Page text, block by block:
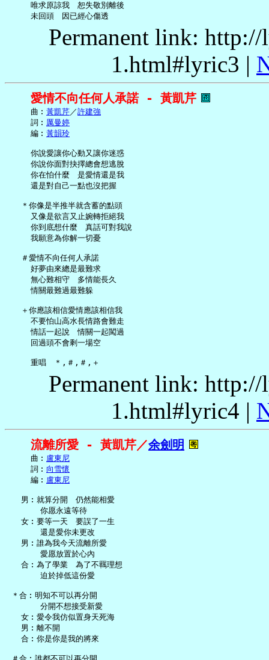
     唯求原諒我　恕失敬別離後
Permanent link:
1.html#lyric3 |
愛情不向任何人承諾 - 黃凱芹
     曲︰
黃凱芹／許建強
     詞︰
厲曼婷
     編︰
黃韻玲
     你說愛讓你心動又讓你迷惑
     你說你面對抉擇總會想逃脫
     你在怕什麼　是愛情還是我
     還是對自己一點也沒把握
   ＊你像是半推半就含蓄的點頭
     又像是欲言又止婉轉拒絕我
     你到底想什麼　真話可對我說
     我願意為你解一切憂
   ＃愛情不向任何人承諾
     好夢由來總是最難求
     無心難相守　多情能長久
     情關最難過最難躲
   ＋你應該相信愛情應該相信我
     不要怕山高水長情路會難走
     情話一起說　情關一起闖過
     回過頭不會剩一場空
Permanent link:
1.html#lyric4 |
流離所愛 - 黃凱芹／余劍明
     曲︰
盧東尼
     詞︰
向雪懷
     編︰
盧東尼
   男︰就算分開　仍然能相愛
       你愿永遠等待
   女︰要等一天　要誤了一生
       還是愛你未更改
   男︰誰為我今天流離所愛
       愛愿放置於心內
   合︰為了學業　為了不羈理想
       迫於掉低這份愛
＊合︰明知不可以再分開
       分開不想接受新愛
   女︰愛令我仿似置身天死海
   男︰離不開
   合︰你是你是我的將來